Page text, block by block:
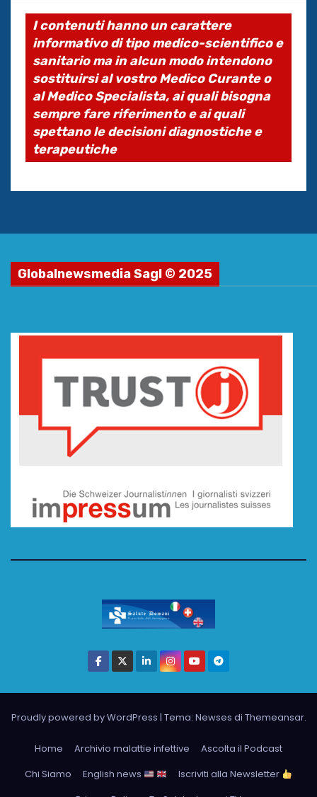
I contenuti hanno un carattere
informativo di tipo medico-scientifico e
sanitario ma in alcun modo intendono
sostituirsi al vostro Medico Curante o
al Medico Specialista, ai quali bisogna
sempre fare riferimento e ai quali
spettano le decisioni diagnostiche e
terapeutiche
Globalnewsmedia Sagl © 2025
Proudly powered by WordPress | Tema: Newses di Themeansar.
Home Archivio malattie infettive
Ascolta il Podcast
Chi Siamo
English news
Iscriviti alla Newsletter